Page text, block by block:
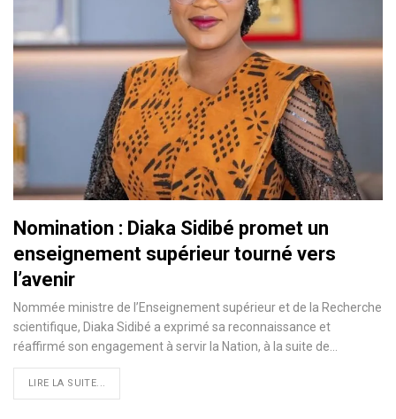
Nomination : Diaka Sidibé promet un
enseignement supérieur tourné vers
l’avenir
Nommée ministre de l’Enseignement supérieur et de la Recherche
scientifique, Diaka Sidibé a exprimé sa reconnaissance et
réaffirmé son engagement à servir la Nation, à la suite de…
LIRE LA SUITE...